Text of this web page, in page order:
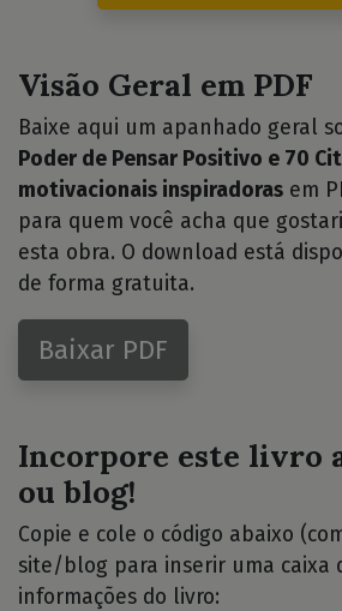
Visão Geral em PDF
Baixe aqui um apanhado geral
Poder de Pensar Positivo e 70
motivacionais inspiradoras em
para quem você acha que
esta obra. O download está
de forma gratuita.
Baixar PDF
Incorpore este livro
ou blog!
Copie e cole o código abaixo
site/blog para inserir uma caixa
informações do livro: